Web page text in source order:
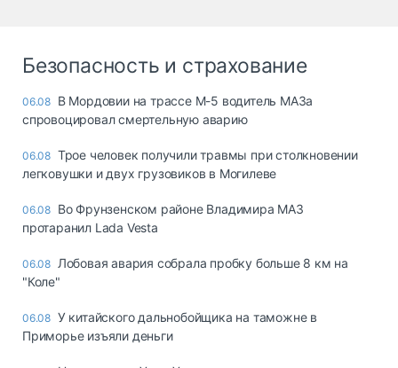
Безопасность и страхование
06.08 В Мордовии на трассе М-5 водитель МАЗа
спровоцировал смертельную аварию
06.08 Трое человек получили травмы при столкновении
легковушки и двух грузовиков в Могилеве
06.08 Во Фрунзенском районе Владимира МАЗ
протаранил Lada Vesta
06.08 Лобовая авария собрала пробку больше 8 км на
"Коле"
06.08 У китайского дальнобойщика на таможне в
Приморье изъяли деньги